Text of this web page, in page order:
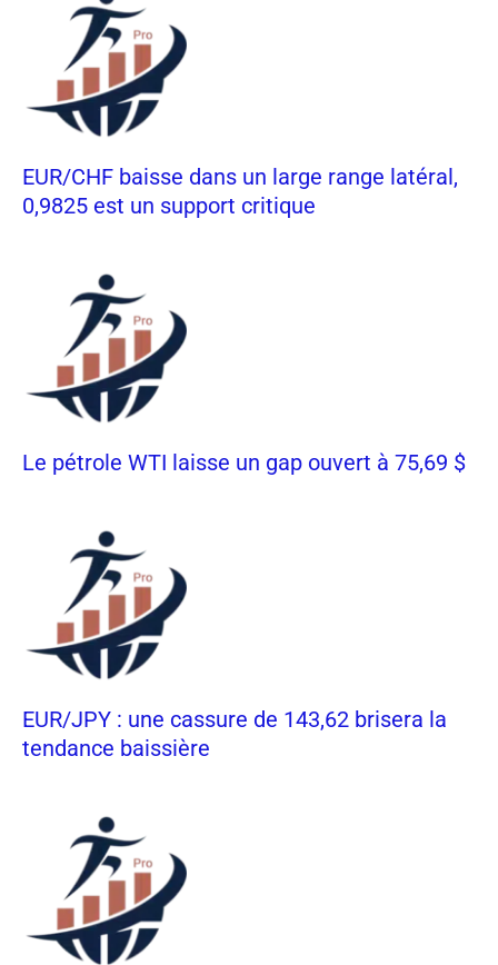
EUR/CHF baisse dans un large range latéral,
0,9825 est un support critique
Le pétrole WTI laisse un gap ouvert à 75,69 $
EUR/JPY : une cassure de 143,62 brisera la
tendance baissière